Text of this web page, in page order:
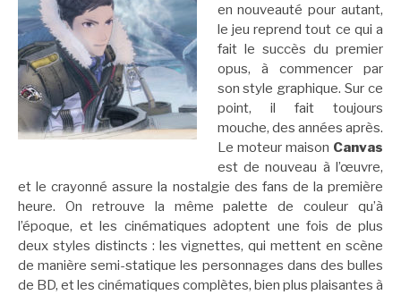
en nouveauté pour autant,
le jeu reprend tout ce qui a
fait le succès du premier
opus, à commencer par
son style graphique. Sur ce
point, il fait toujours
mouche, des années après.
Le moteur maison Canvas
est de nouveau à l’œuvre,
et le crayonné assure la nostalgie des fans de la première
heure. On retrouve la même palette de couleur qu’à
l’époque, et les cinématiques adoptent une fois de plus
deux styles distincts : les vignettes, qui mettent en scène
de manière semi-statique les personnages dans des bulles
de BD, et les cinématiques complètes, bien plus plaisantes à